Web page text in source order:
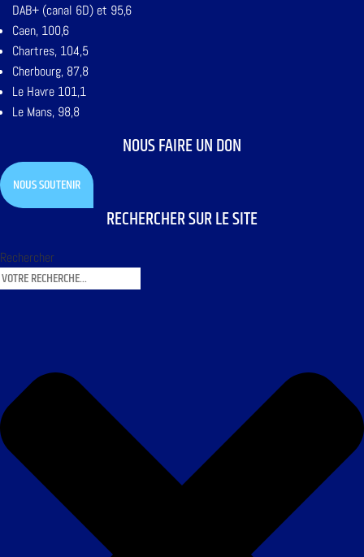
DAB+ (canal 6D) et 95,6
Caen, 100,6
Chartres, 104,5
Cherbourg, 87,8
Le Havre 101,1
Le Mans, 98,8
NOUS FAIRE UN DON
NOUS SOUTENIR
RECHERCHER SUR LE SITE
Rechercher